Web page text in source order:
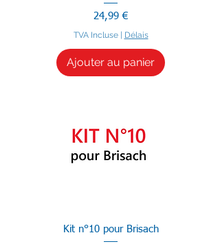
Prix
24,99 €
TVA Incluse| Délais
Ajouter au panier
Kit n°10 pour Brisach